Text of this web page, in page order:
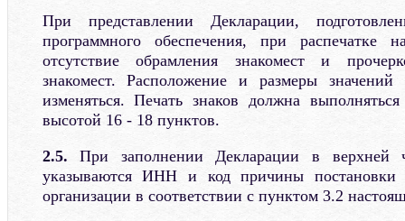
При представлении Декларации,
программного обеспечения, при распечатке
отсутствие обрамления знакомест и
знакомест. Расположение и размеры
изменяться. Печать знаков должна
высотой 16 - 18 пунктов.
2.5. При заполнении Декларации в верхней
указываются ИНН и код причины
организации в соответствии с пунктом 3.2